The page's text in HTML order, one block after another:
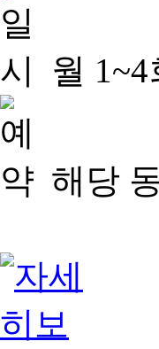
월 1~4
해당